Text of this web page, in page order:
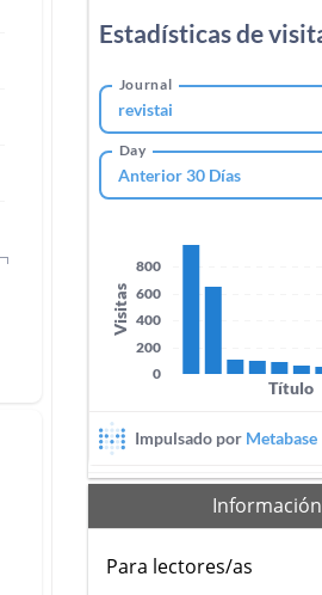
Información
Para lectores/as